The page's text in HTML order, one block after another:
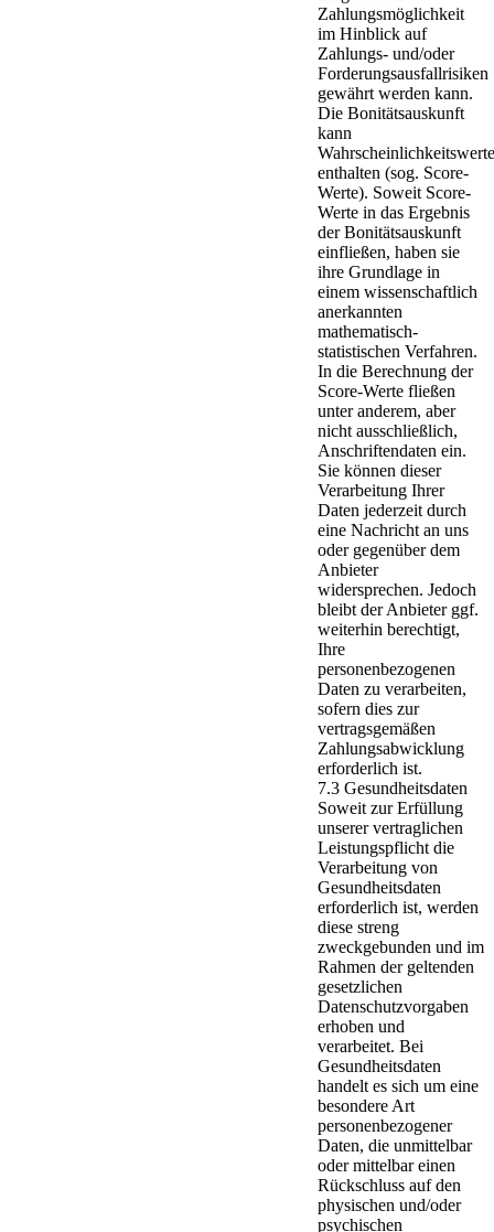
Zahlungsmöglichkeit
im Hinblick auf
Zahlungs- und/oder
Forderungsausfallrisiken
gewährt werden kann.
Die Bonitätsauskunft
kann
Wahrscheinlichkeitswerte
enthalten (sog. Score-
Werte). Soweit Score-
Werte in das Ergebnis
der Bonitätsauskunft
einfließen, haben sie
ihre Grundlage in
einem wissenschaftlich
anerkannten
mathematisch-
statistischen Verfahren.
In die Berechnung der
Score-Werte fließen
unter anderem, aber
nicht ausschließlich,
Anschriftendaten ein.
Sie können dieser
Verarbeitung Ihrer
Daten jederzeit durch
eine Nachricht an uns
oder gegenüber dem
Anbieter
widersprechen. Jedoch
bleibt der Anbieter ggf.
weiterhin berechtigt,
Ihre
personenbezogenen
Daten zu verarbeiten,
sofern dies zur
vertragsgemäßen
Zahlungsabwicklung
erforderlich ist.
7.3 Gesundheitsdaten
Soweit zur Erfüllung
unserer vertraglichen
Leistungspflicht die
Verarbeitung von
Gesundheitsdaten
erforderlich ist, werden
diese streng
zweckgebunden und im
Rahmen der geltenden
gesetzlichen
Datenschutzvorgaben
erhoben und
verarbeitet. Bei
Gesundheitsdaten
handelt es sich um eine
besondere Art
personenbezogener
Daten, die unmittelbar
oder mittelbar einen
Rückschluss auf den
physischen und/oder
psychischen